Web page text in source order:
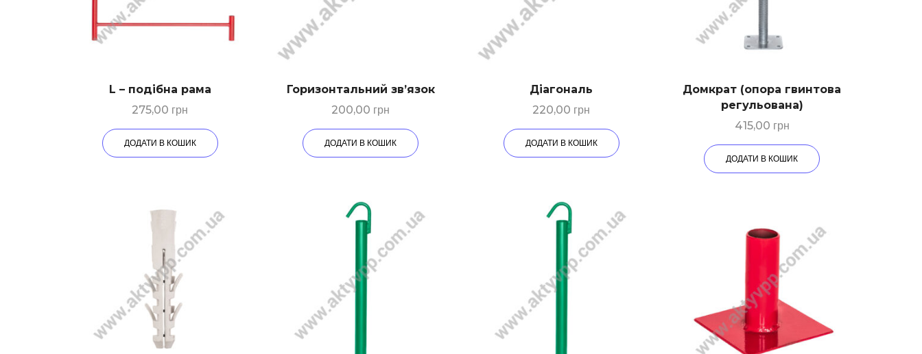
L – подібна рама
275,00 грн
ДОДАТИ В КОШИК
Горизонтальний зв’язок
200,00 грн
ДОДАТИ В КОШИК
Діагональ
220,00 грн
ДОДАТИ В КОШИК
Домкрат (опора гвинтова
регульована)
415,00 грн
ДОДАТИ В КОШИК